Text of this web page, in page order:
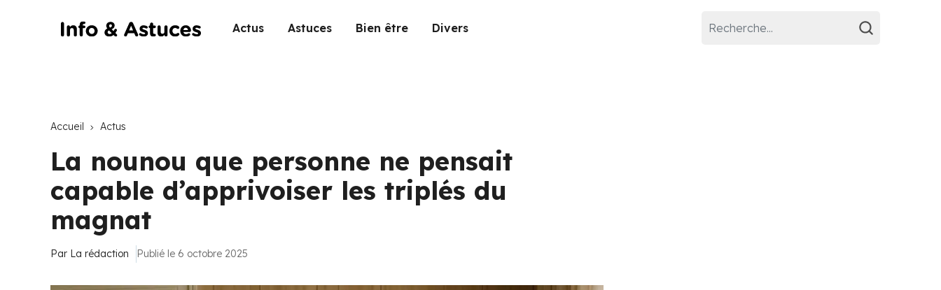
Actus Astuces Bien être Divers
Accueil Actus
La nounou que personne ne pensait
capable d’apprivoiser les triplés du
magnat
Par La rédaction Publié le 6 octobre 2025